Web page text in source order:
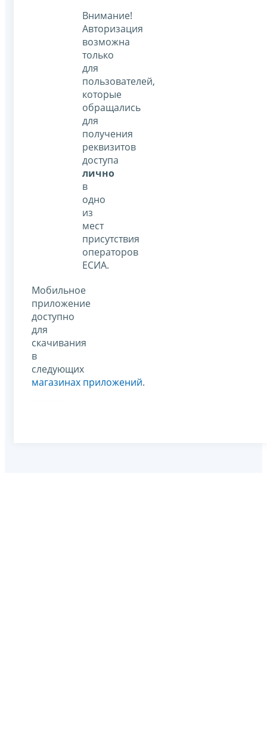
Внимание!
Авторизация
возможна
только
для
пользователей,
которые
обращались
для
получения
реквизитов
доступа
лично
в
одно
из
мест
присутствия
операторов
ЕСИА.
Мобильное
приложение
доступно
для
скачивания
в
следующих
магазинах приложений.